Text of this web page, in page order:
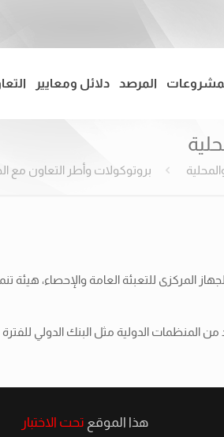
المرصد دلائل ومعايير
بروتوكولات وأطر التعاون مع
المركزى للتعبئة العامة والإحصاء، هيئة
الدولية مثل البنك الدولي للفترة (2023 –
هذا الموقع تحت الاختبار